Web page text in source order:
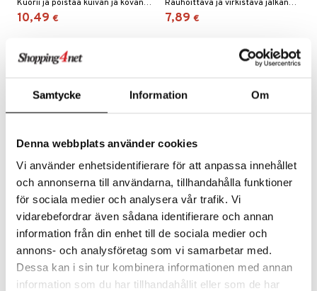
Samtycke Information Om
Denna webbplats använder cookies
Vi använder enhetsidentifierare för att anpassa innehållet
och annonserna till användarna, tillhandahålla funktioner
för sociala medier och analysera vår trafik. Vi
vidarebefordrar även sådana identifierare och annan
information från din enhet till de sociala medier och
annons- och analysföretag som vi samarbetar med.
Dessa kan i sin tur kombinera informationen med annan
information som du har tillhandahållit eller som de har
Kuorii ja poistaa kuivan ja kovan ihon yhdellä helppokäyttöisellä levityksellä, jättäen kantapäät näkyvästi pehmeämmiksi.
10,49 €
Rauhoittava ja virkistävä jalkanaamio, joka on kehitetty antamaan helpotusta väsyneille ja kipeille jaloille.
7,89 €
CCS Lösning för
hudsprickor
CCS
CCS Voidetta käytetään käsien ja jalkojen halkeamien sekä pienten haavojen hoitoon.
14,90 €
CCS Fotbad
CCS
10,91 €